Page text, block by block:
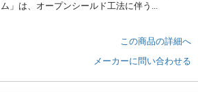
ム」は、オープンシールド工法に伴う...
この商品の詳細へ
メーカーに問い合わせる